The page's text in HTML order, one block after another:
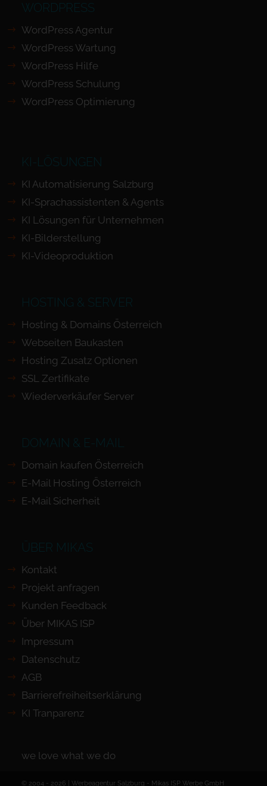
WORDPRESS
WordPress Agentur
WordPress Wartung
WordPress Hilfe
WordPress Schulung
WordPress Optimierung
KI-LÖSUNGEN
KI Automatisierung Salzburg
KI-Sprachassistenten & Agents
KI Lösungen für Unternehmen
KI-Bilderstellung
KI-Videoproduktion
HOSTING & SERVER
Hosting & Domains Österreich
Webseiten Baukasten
Hosting Zusatz Optionen
SSL Zertifikate
Wiederverkäufer Server
DOMAIN & E-MAIL
Domain kaufen Österreich
E-Mail Hosting Österreich
E-Mail Sicherheit
ÜBER MIKAS
Kontakt
Projekt anfragen
Kunden Feedback
Über MIKAS ISP
Impressum
Datenschutz
AGB
Barrierefreiheits­erklärung
KI Tranparenz
we love what we do
© 2004 - 2026 | Werbeagentur Salzburg - Mikas ISP Werbe GmbH